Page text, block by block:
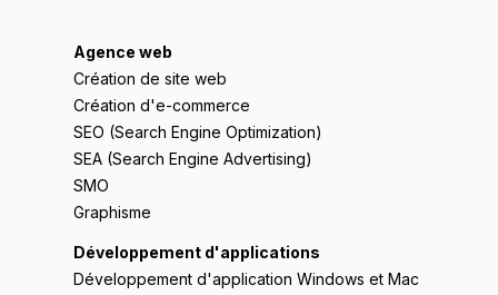
Agence web
Création de site web
Création d'e-commerce
SEO (Search Engine Optimization)
SEA (Search Engine Advertising)
SMO
Graphisme
Développement d'applications
Développement d'application Windows et Mac